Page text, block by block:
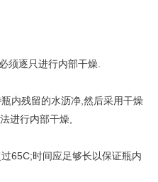
须逐只进行内部干燥.
内残留的水沥净,然后采用干燥
进行内部干燥,
65C;时间应足够长以保证瓶内